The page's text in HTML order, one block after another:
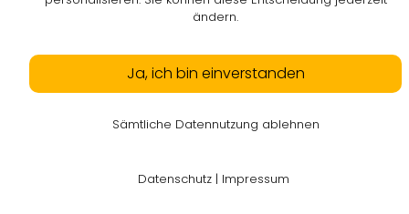
ändern.
Ja, ich bin einverstanden
Sämtliche Datennutzung ablehnen
Datenschutz | Impressum